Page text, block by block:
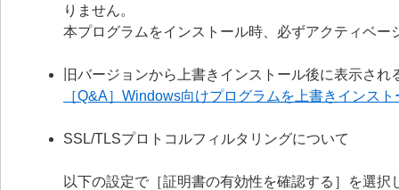
りません。
本プログラムをインストール時、必ずアクティベ
旧バージョンから上書きインストール後に表示され
［Q&A］Windows向けプログラムを上書きインス
SSL/TLSプロトコルフィルタリングについて
以下の設定で［証明書の有効性を確認する］を選